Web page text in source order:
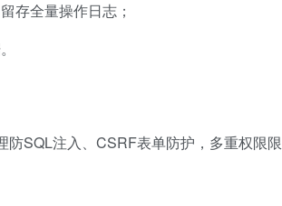
存全量操作日志；
SQL注入、CSRF表单防护，多重权限限